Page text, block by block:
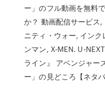
ー」のフル動画を無料
か？ 動画配信サービス
ニティ・ウォー, イン
ンマン, X-MEN. U-
ライン』 アベンジャー
ー」の見どころ【ネタ